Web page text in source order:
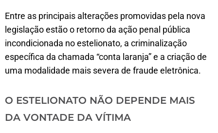
Entre as principais alterações promovidas pela nova
legislação estão o retorno da ação penal pública
incondicionada no estelionato, a criminalização
específica da chamada “conta laranja” e a criação de
uma modalidade mais severa de fraude eletrônica.
O ESTELIONATO NÃO DEPENDE MAIS
DA VONTADE DA VÍTIMA